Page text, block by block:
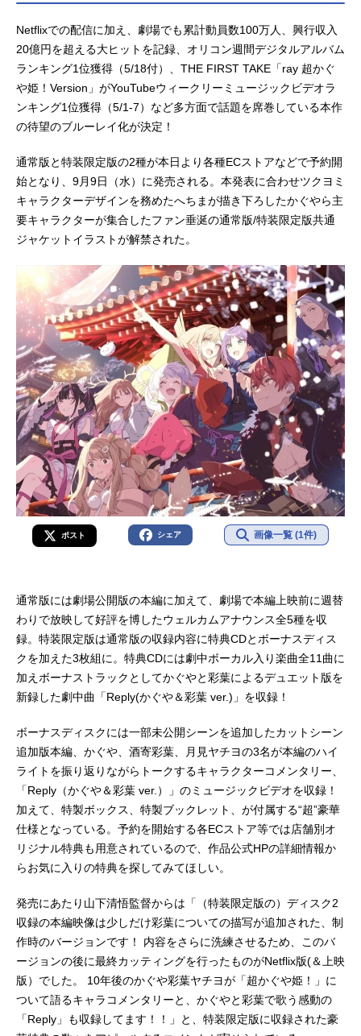
彩葉は、ツクヨミでのライバー活動
を手伝うことに。彩葉がプロデュー
サーとして音楽を作り、かぐやがラ
イバーとして歌うことで、二人は少
しずつ打ち解けていく。かぐやを月
へと連れ戻す不吉な影が、すぐそこ
まで迫っているとも知らずに――こ
れは、まだ誰も見たことがない「か
姫！放...
Netflixでの配信に加え、劇場でも累計動員数100万人、興行収入
20億円を超える大ヒットを記録、オリコン週間デジタルアルバム
ランキング1位獲得（5/18付）、THE FIRST TAKE「ray 超かぐ
や姫！Version」がYouTubeウィークリーミュージックビデオラ
ンキング1位獲得（5/1-7）など多方面で話題を席巻している本作
の待望のブルーレイ化が決定！
通常版と特装限定版の2種が本日より各種ECストアなどで予約開
始となり、9月9日（水）に発売される。本発表に合わせツクヨミ
キャラクターデザインを務めたへちまが描き下ろしたかぐやら主
要キャラクターが集合したファン垂涎の通常版/特装限定版共通
ジャケットイラストが解禁された。
ポスト シェア 画像一覧 (1件)
通常版には劇場公開版の本編に加えて、劇場で本編上映前に週替
わりで放映して好評を博したウェルカムアナウンス全5種を収
録。特装限定版は通常版の収録内容に特典CDとボーナスディス
クを加えた3枚組に。特典CDには劇中ボーカル入り楽曲全11曲に
加えボーナストラックとしてかぐやと彩葉によるデュエット版を
新録した劇中曲「Reply(かぐや＆彩葉 ver.)」を収録！
ボーナスディスクには一部未公開シーンを追加したカットシーン
追加版本編、かぐや、酒寄彩葉、月見ヤチヨの3名が本編のハイ
ライトを振り返りながらトークするキャラクターコメンタリー、
「Reply（かぐや＆彩葉 ver.）」のミュージックビデオを収録！
加えて、特製ボックス、特製ブックレット、が付属する“超”豪華
仕様となっている。予約を開始する各ECストア等では店舗別オ
リジナル特典も用意されているので、作品公式HPの詳細情報か
らお気に入りの特典を探してみてほしい。
発売にあたり山下清悟監督からは「（特装限定版の）ディスク2
収録の本編映像は少しだけ彩葉についての描写が追加された、制
作時のバージョンです！ 内容をさらに洗練させるため、このバ
ージョンの後に最終カッティングを行ったものがNetflix版(＆上映
版）でした。 10年後のかぐや彩葉ヤチヨが「超かぐや姫！」に
ついて語るキャラコメンタリーと、かぐやと彩葉で歌う感動の
「Reply」も収録してます！！」と、特装限定版に収録された豪